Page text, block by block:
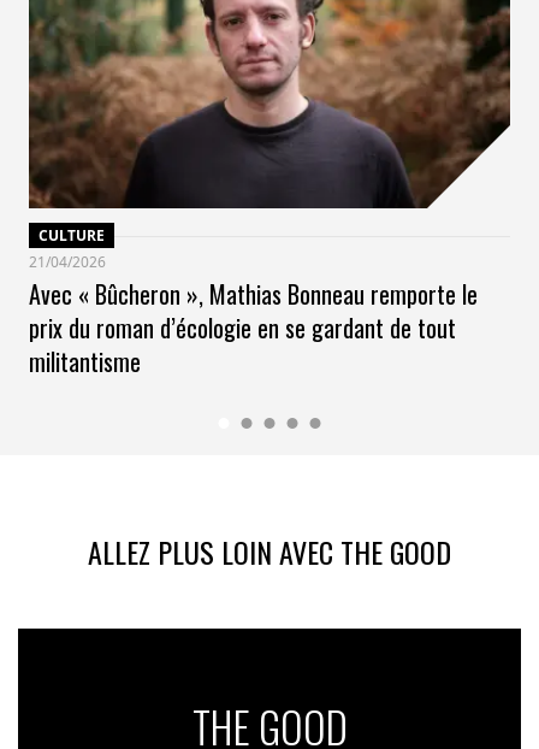
PhotoClimat 2025 confirme son rôle debiennale
pionnière de l’art engagé, où photographie,
architecture et culture se mettent au service du climat
et de la solidarité. En transformant l’espace public en
galerie à ciel ouvert, l’événement rappelle qu’au-delà de
l’esthétique, l’image peut être un
levier puissant
d’action et de mobilisation citoyenne.
CULTURE
21/04/2026
Avec « Bûcheron », Mathias Bonneau remporte le
prix du roman d’écologie en se gardant de tout
militantisme
ALLEZ PLUS LOIN AVEC THE GOOD
THE GOOD